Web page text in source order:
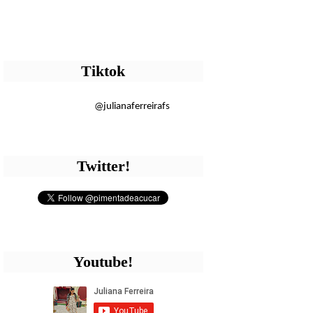
Tiktok
@julianaferreirafs
Twitter!
Youtube!